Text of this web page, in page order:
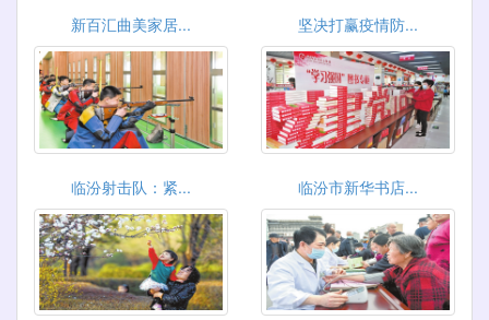
新百汇曲美家居... 坚决打赢疫情防...
临汾射击队：紧... 临汾市新华书店...